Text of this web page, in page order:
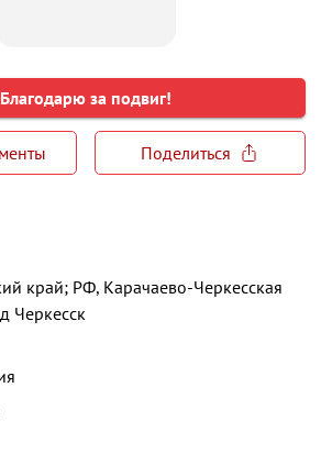
Благодарю за подвиг!
Поделиться
край; РФ, Карачаево-Черкесская
Черкесск